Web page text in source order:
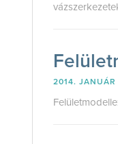
2014. JANUÁR